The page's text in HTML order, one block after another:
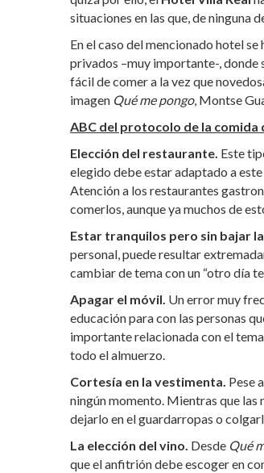
p
p
o
k
ti
r
situaciones en las que, de ninguna
En el caso del mencionado hotel
privados –muy importante-, donde
fácil de comer a la vez que
imagen Qué me pongo, Montse
ABC del protocolo de la comida
Elección del restaurante. Este
elegido debe estar adaptado a
Atención a los restaurantes
comerlos, aunque ya muchos de
Estar tranquilos pero sin bajar
personal, puede resultar
cambiar de tema con un “otro día te
Apagar el móvil. Un error muy
educación para con las personas
importante relacionada con el
todo el almuerzo.
Cortesía en la vestimenta. Pese
ningún momento. Mientras que las
dejarlo en el guardarropas o
La elección del vino. Desde Qué
que el anfitrión debe escoger en